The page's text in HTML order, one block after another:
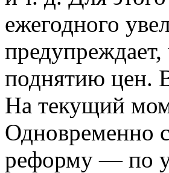
ежегодного
предупреждает,
поднятию цен.
На текущий
Одновременно
реформу — по